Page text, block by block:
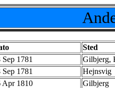
Sted
Sep 1781
Gilbjerg,
Sep 1781
Hejnsvig
Apr 1810
Gilbjerg